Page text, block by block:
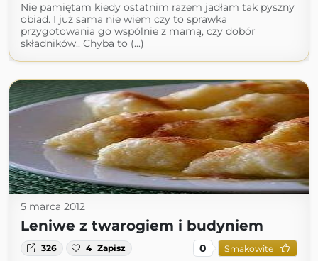
Nie pamiętam kiedy ostatnim razem jadłam tak pyszny
obiad. I już sama nie wiem czy to sprawka
przygotowania go wspólnie z mamą, czy dobór
składników.. Chyba to (...)
5 marca 2012
Leniwe z twarogiem i budyniem
326 4 Zapisz 0 Smakowite